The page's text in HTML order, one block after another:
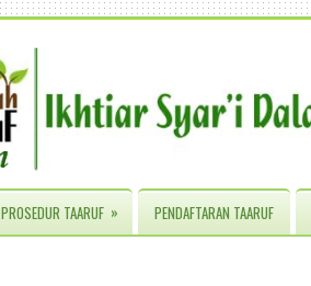
PROSEDUR TAARUF » PENDAFTARAN TAARUF